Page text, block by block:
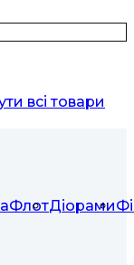
всі товари
ФлотДіорами